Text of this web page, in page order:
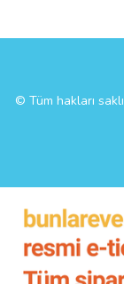
© Tüm hakları